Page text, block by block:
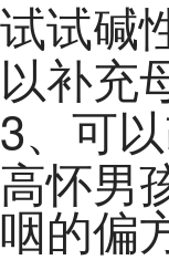
试试碱
以补充
3、可
高怀男
咽的偏